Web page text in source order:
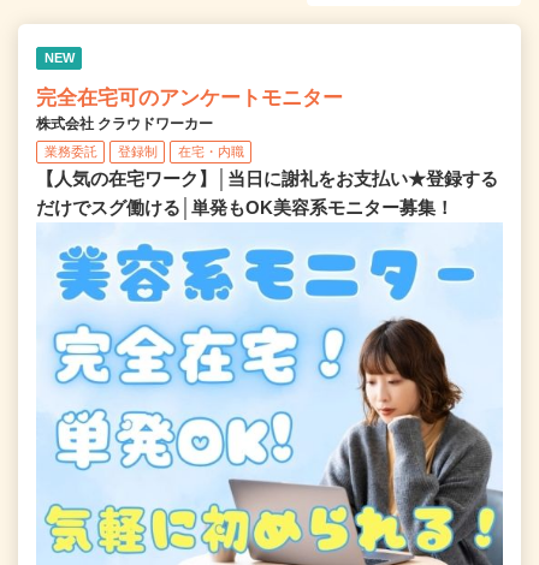
NEW
完全在宅可のアンケートモニター
株式会社 クラウドワーカー
業務委託 登録制 在宅・内職
【人気の在宅ワーク】│当日に謝礼をお支払い★登録する
だけでスグ働ける│単発もOK美容系モニター募集！